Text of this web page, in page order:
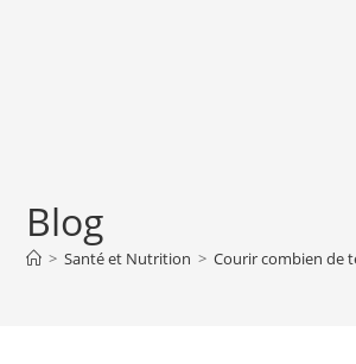
Blog
> Santé et Nutrition > Courir combien de